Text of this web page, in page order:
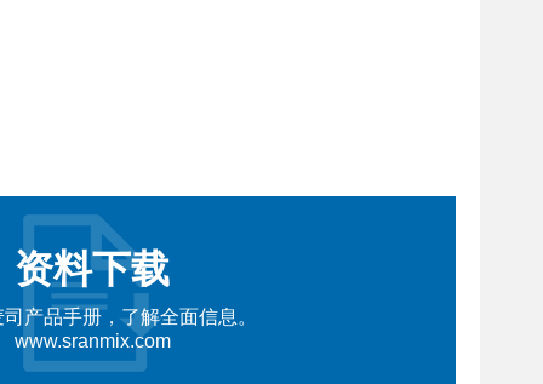
资料下载
产品手册，了解全面信息。
www.sranmix.com